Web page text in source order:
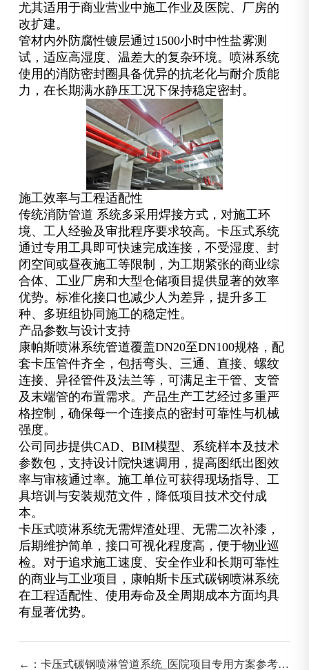
尤其适用于商业营业中施工作业及医院、厂房的
改扩建。
管材内外防腐性镀层通过1500小时中性盐雾测
试，适应高湿度、温差大的复杂环境。喷淋系统
使用的消防密封圈具备优异的抗老化与耐介质能
力，在长期满水静压工况下保持稳定密封。
施工效率与工程适配性
传统消防管道 系统多采用焊接方式，对施工环
境、工人经验及审批程序要求较高。卡压式系统
通过专用工具即可快速完成连接，不受湿度、封
闭空间或昼夜施工等限制，为工期紧张的商业综
合体、工业厂房和大型仓储项目提供显著的效率
优势。标准化接口也减少人为差异，提升多工
种、多班组协同施工的稳定性。
产品参数与设计支持
康帕斯喷淋系统管道覆盖DN20至DN100规格，配
套卡压管件齐全，包括弯头、三通、直接、螺纹
连接、异径管件及法兰等，可满足主干管、支管
及末端管的布置需求。产品生产工艺经过多重严
格控制，确保每一个连接点的密封可靠性与机械
强度。
公司同步提供CAD、BIM模型、系统样本及技术
参数包，支持设计院快速调用，提高图纸出图效
率与审核通过率。施工单位可获得现场指导、工
具培训与安装规范文件，降低项目技术交付成
本。
卡压式喷淋系统无需焊渣处理、无需二次补漆，
后期维护简单，接口可视化程度高，便于物业巡
检。对于追求施工速度、安全作业和长期可靠性
的商业与工业项目，康帕斯卡压式碳钢喷淋系统
在工程适配性、使用寿命及全周期成本方面均具
有显著优势。
←：卡压式碳钢喷淋管道系统_医院项目专用方案参考